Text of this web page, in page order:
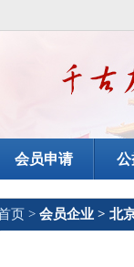
会员申请 公
页 > 会员企业 > 北